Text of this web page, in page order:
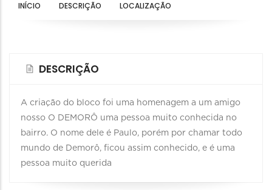
INÍCIO DESCRIÇÃO LOCALIZAÇÃO
DESCRIÇÃO
A criação do bloco foi uma homenagem a um amigo
nosso O DEMORÔ uma pessoa muito conhecida no
bairro. O nome dele é Paulo, porém por chamar todo
mundo de Demorô, ficou assim conhecido, e é uma
pessoa muito querida